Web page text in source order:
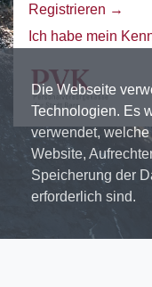
Registrieren →
Ich habe mein
Die Webseite
Technologien. Es
verwendet,
Website,
Speicherung der
erforderlich sind.